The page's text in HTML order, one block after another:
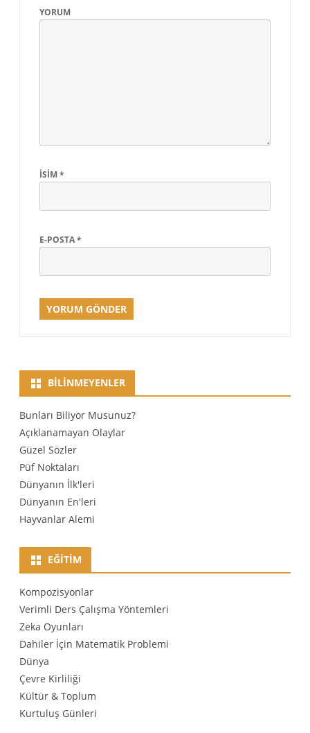
YORUM
İSIM*
E-POSTA*
BILINMEYENLER
Bunları Biliyor Musunuz?
Açıklanamayan Olaylar
Güzel Sözler
Püf Noktaları
Dünyanın İlk'leri
Dünyanın En'leri
Hayvanlar Alemi
EĞITIM
Kompozisyonlar
Verimli Ders Çalışma Yöntemleri
Zeka Oyunları
Dahiler İçin Matematik Problemi
Dünya
Çevre Kirliliği
Kültür & Toplum
Kurtuluş Günleri